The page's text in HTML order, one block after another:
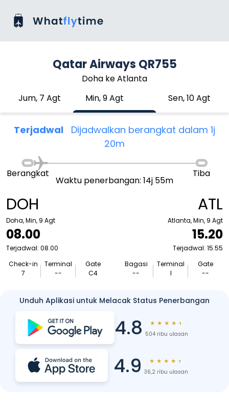
Qatar Airways QR755
Doha ke Atlanta
Jum, 7 Agt
Min, 9 Agt Sen, 10 Agt
Terjadwal
Dijadwalkan berangkat dalam 1j
20m
DOH
Doha, Min, 9 Agt
08.00
Terjadwal: 08.00
Check-in
7
Terminal
--
Gate
C4
Berangkat
Waktu penerbangan: 14j 55m
Tiba
ATL
Atlanta, Min, 9 Agt
15.20
Terjadwal: 15.55
Bagasi
--
Terminal
I
Gate
--
Unduh Aplikasi untuk Melacak Status Penerbangan
4.8 ★ ★ ★ ★ ★
504 ribu ulasan
4.9 ★ ★ ★ ★ ★
36,2 ribu ulasan